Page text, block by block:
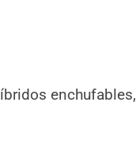
enchufables,